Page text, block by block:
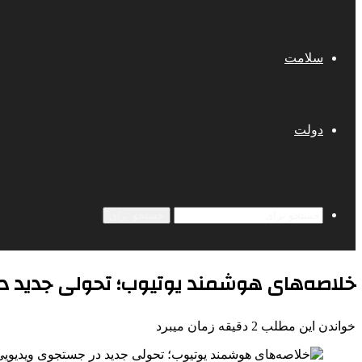
سلامت
دولت
خلاصه‌های هوشمند یوتیوب؛ تحولی جدید
خواندن این مطلب 2 دقیقه زمان میبرد